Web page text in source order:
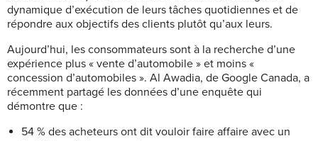
dynamique d’exécution de leurs tâches quotidiennes et de
répondre aux objectifs des clients plutôt qu’aux leurs.
Aujourd’hui, les consommateurs sont à la recherche d’une
expérience plus « vente d’automobile » et moins «
concession d’automobiles ». Al Awadia, de Google Canada, a
récemment partagé les données d’une enquête qui
démontre que :
54 % des acheteurs ont dit vouloir faire affaire avec un